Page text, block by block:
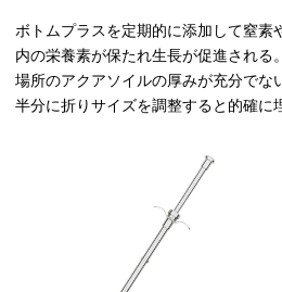
ボトムプラスを定期的に添加して窒素
内の栄養素が保たれ生長が促進される
場所のアクアソイルの厚みが充分でな
半分に折りサイズを調整すると的確に